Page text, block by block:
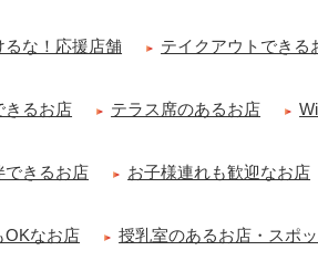
)手..
ュー 】 ワンプレートランチ登場！！パスタや
門店 ねぎ家 -時代家 旬-
卵..
るな！応援店舗 テイクアウトできる
きるお店 テラス席のあるお店
できるお店 お子様連れも歓迎なお店
OKなお店 授乳室のあるお店・スポ